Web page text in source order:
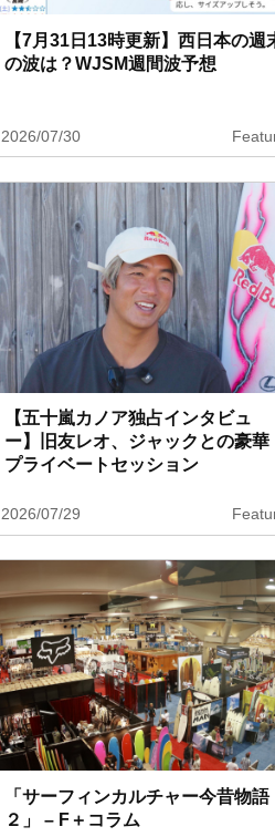
【7月31日13時更新】西日本の週
の波は？WJSM週間波予想
2026/07/30
【五十嵐カノア独占インタビュ
ー】旧友レオ、ジャックとの豪華
プライベートセッション
2026/07/29
「サーフィンカルチャー今昔物語
２」 – F＋コラム